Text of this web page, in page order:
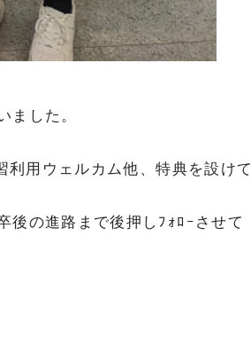
ました。
用ウェルカム他、特典を設けて
後の進路まで後押しﾌｫﾛｰさせて